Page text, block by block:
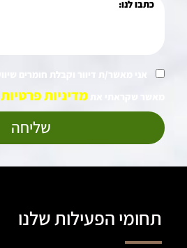
מדיניות פרטיות
שליחה
תחומי הפעילות שלנו